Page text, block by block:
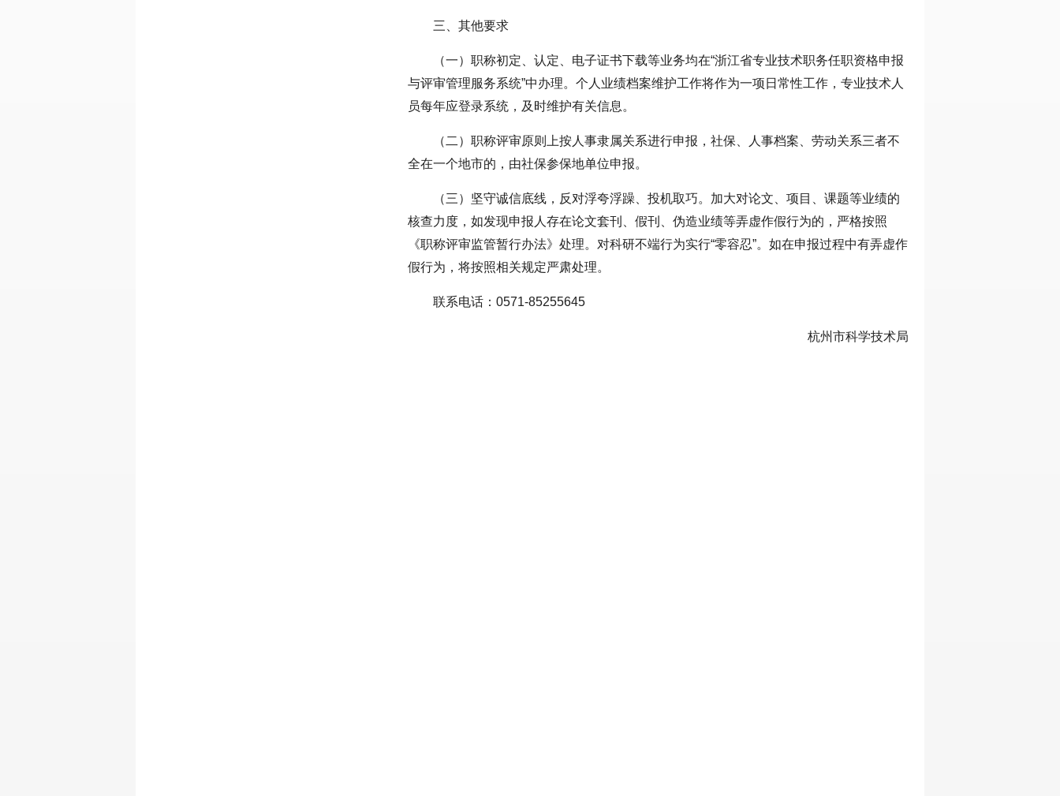
三、其他要求
（一）职称初定、认定、电子证书下载等业务均在“浙江省专业技术职务任职资格申报
与评审管理服务系统”中办理。个人业绩档案维护工作将作为一项日常性工作，专业技术人
员每年应登录系统，及时维护有关信息。
（二）职称评审原则上按人事隶属关系进行申报，社保、人事档案、劳动关系三者不
全在一个地市的，由社保参保地单位申报。
（三）坚守诚信底线，反对浮夸浮躁、投机取巧。加大对论文、项目、课题等业绩的
核查力度，如发现申报人存在论文套刊、假刊、伪造业绩等弄虚作假行为的，严格按照
《职称评审监管暂行办法》处理。对科研不端行为实行“零容忍”。如在申报过程中有弄虚作
假行为，将按照相关规定严肃处理。
联系电话：0571-85255645
杭州市科学技术局